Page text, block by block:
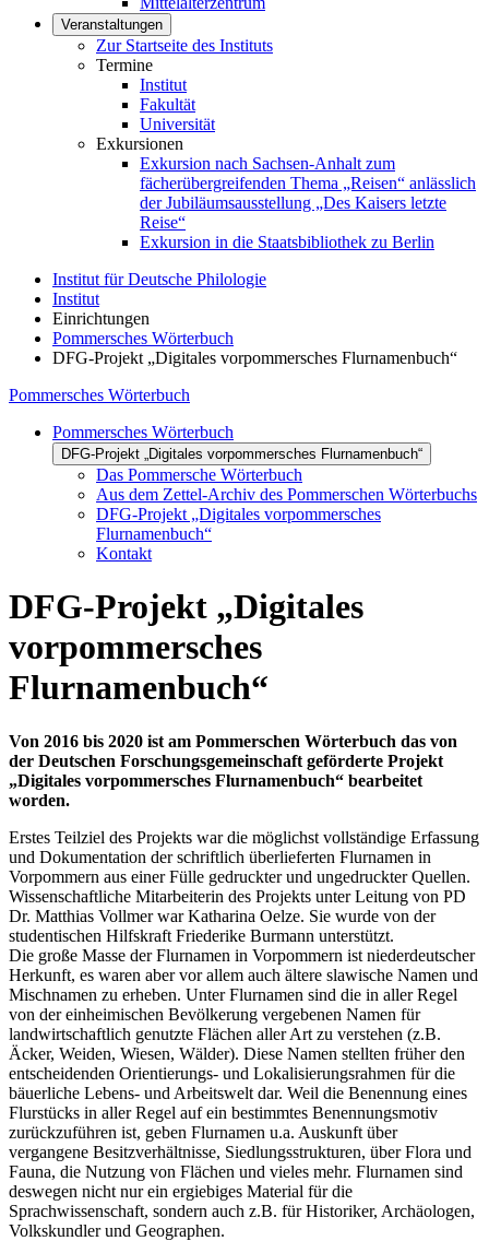
Veranstaltungen
Zur Startseite des Instituts
Termine
Institut
Fakultät
Universität
Exkursionen
Exkursion nach Sachsen-Anhalt zum
fächerübergreifenden Thema „Reisen“ anlässlich
der Jubiläumsausstellung „Des Kaisers letzte
Reise“
Exkursion in die Staatsbibliothek zu Berlin
Institut für Deutsche Philologie
Institut
Einrichtungen
Pommersches Wörterbuch
DFG-Projekt „Digitales vorpommersches Flurnamenbuch“
Pommersches Wörterbuch
Pommersches Wörterbuch
DFG-Projekt „Digitales vorpommersches Flurnamenbuch“
Das Pommersche Wörterbuch
Aus dem Zettel-Archiv des Pommerschen Wörterbuchs
DFG-Projekt „Digitales vorpommersches
Flurnamenbuch“
Kontakt
DFG-Projekt „Digitales
vorpommersches
Flurnamenbuch“
Von 2016 bis 2020 ist am Pommerschen Wörterbuch das von
der Deutschen Forschungsgemeinschaft geförderte Projekt
„Digitales vorpommersches Flurnamenbuch“ bearbeitet
worden.
Erstes Teilziel des Projekts war die möglichst vollständige Erfassung
und Dokumentation der schriftlich überlieferten Flurnamen in
Vorpommern aus einer Fülle gedruckter und ungedruckter Quellen.
Wissenschaftliche Mitarbeiterin des Projekts unter Leitung von PD
Dr. Matthias Vollmer war Katharina Oelze. Sie wurde von der
studentischen Hilfskraft Friederike Burmann unterstützt.
Die große Masse der Flurnamen in Vorpommern ist niederdeutscher
Herkunft, es waren aber vor allem auch ältere slawische Namen und
Mischnamen zu erheben. Unter Flurnamen sind die in aller Regel
von der einheimischen Bevölkerung vergebenen Namen für
landwirtschaftlich genutzte Flächen aller Art zu verstehen (z.B.
Äcker, Weiden, Wiesen, Wälder). Diese Namen stellten früher den
entscheidenden Orientierungs- und Lokalisierungsrahmen für die
bäuerliche Lebens- und Arbeitswelt dar. Weil die Benennung eines
Flurstücks in aller Regel auf ein bestimmtes Benennungsmotiv
zurückzuführen ist, geben Flurnamen u.a. Auskunft über
vergangene Besitzverhältnisse, Siedlungsstrukturen, über Flora und
Fauna, die Nutzung von Flächen und vieles mehr. Flurnamen sind
deswegen nicht nur ein ergiebiges Material für die
Sprachwissenschaft, sondern auch z.B. für Historiker, Archäologen,
Volkskundler und Geographen.